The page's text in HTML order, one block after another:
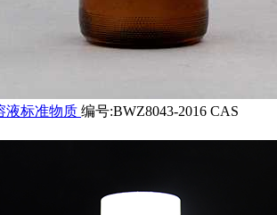
液标准物质 编号:BWZ8043-2016 CAS